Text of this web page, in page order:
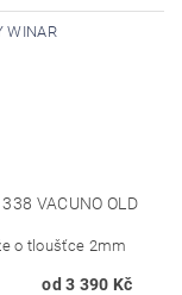
WINAR
VACUNO OLD
o tloušťce 2mm
od 3 390 Kč